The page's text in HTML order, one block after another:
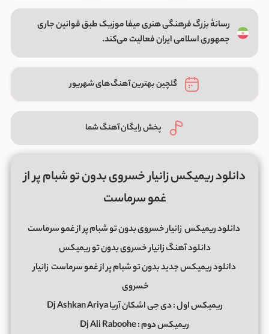
رسانهٔ بزرگ فرهنگی هنری میفا موزیک طبق قوانین جاری
جمهوری اسلامی ایران فعالیت می‌کند.
گلچین بهترین آهنگ‌های شهریور
پخش رایگان آهنگ شما
دانلود ریمیکس زانیار خسروی بدون تو شبام پر از
غمو سرماست
دانلود ریمیکس زانیار خسروی بدون تو شبام پر از غمو سرماست
دانلود آهنگ زانیار خسروی بدون تو ریمیکس
دانلود ریمیکس جدید بدون تو شبام پر از غمو سرماست زانیار
خسروی
ریمیکس اول : دی جی اشکان آریا Dj Ashkan Ariya
ریمیکس دوم : Dj Ali Raboohe